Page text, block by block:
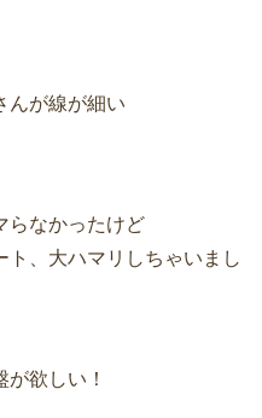
んが線が細い
らなかったけど
、大ハマリしちゃいまし
欲しい！